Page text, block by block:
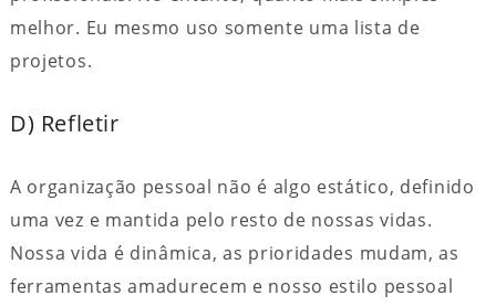
melhor. Eu mesmo uso somente uma lista de
projetos.
D) Refletir
A organização pessoal não é algo estático, definido
uma vez e mantida pelo resto de nossas vidas.
Nossa vida é dinâmica, as prioridades mudam, as
ferramentas amadurecem e nosso estilo pessoal